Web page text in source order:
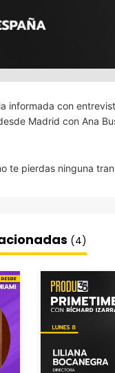
informada con
Madrid con Ana
te pierdas ninguna
(4)